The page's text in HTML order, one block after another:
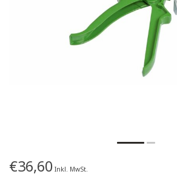
€36,60 Inkl. MwSt.